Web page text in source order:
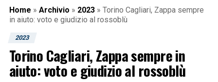
Home » Archivio » 2023 » Torino Cagliari, Zappa sempre
in aiuto: voto e giudizio al rossoblù
2023
Torino Cagliari, Zappa sempre in
aiuto: voto e giudizio al rossoblù